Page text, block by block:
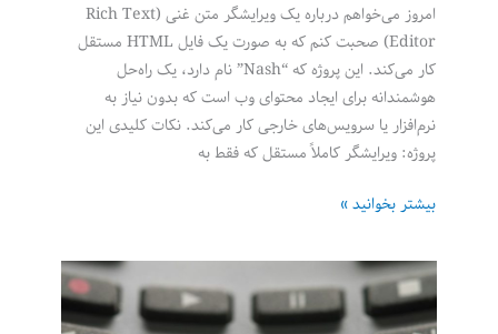
امروز می‌خواهم درباره یک ویرایشگر متن غنی (Rich Text
Editor) صحبت کنم که به صورت یک فایل HTML مستقل
کار می‌کند. این پروژه که “Nash” نام دارد، یک راه‌حل
هوشمندانه برای ایجاد محتوای وب است که بدون نیاز به
نرم‌افزار یا سرویس‌های خارجی کار می‌کند. نکات کلیدی این
پروژه: ویرایشگر کاملاً مستقل که فقط به
یک
یادداشت
تنها
بیشتر بخوانید »